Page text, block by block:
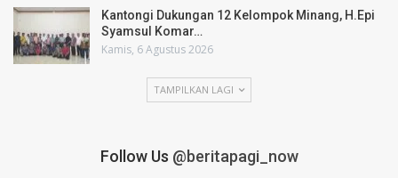
Kantongi Dukungan 12 Kelompok Minang, H.Epi
Syamsul Komar…
Kamis, 6 Agustus 2026
TAMPILKAN LAGI
Follow Us @beritapagi_now